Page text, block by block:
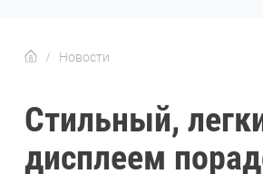
Новости
Стильный,
дисплеем